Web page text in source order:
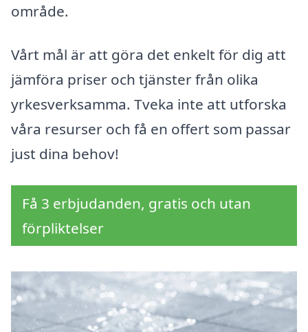
område.
Vårt mål är att göra det enkelt för dig att
jämföra priser och tjänster från olika
yrkesverksamma. Tveka inte att utforska
våra resurser och få en offert som passar
just dina behov!
Få 3 erbjudanden, gratis och utan
förpliktelser